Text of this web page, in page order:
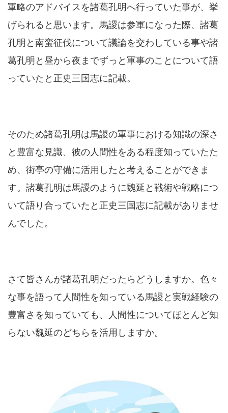
軍略のアドバイスを諸葛孔明へ行っていた事が、挙
げられると思います。馬謖は参軍になった際、諸葛
孔明と南蛮征伐について議論を交わしている事や諸
葛孔明と昼から夜までずっと軍事のことについて語
っていたと正史三国志に記載。
そのため諸葛孔明は馬謖の軍事における知識の深さ
と豊富な見識、彼の人間性をある程度知っていたた
め、街亭の守備に活用したと考えることができま
す。諸葛孔明は馬謖のように魏延と戦術や戦略につ
いて語り合っていたと正史三国志に記載がありませ
んでした。
さて皆さんが諸葛孔明だったらどうしますか。色々
な事を語って人間性を知っている馬謖と実戦経験の
豊富さを知っていても、人間性についてほとんど知
らない魏延のどちらを活用しますか。